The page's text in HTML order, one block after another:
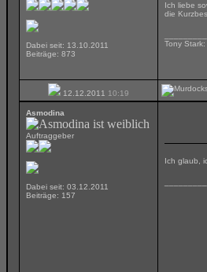
Dabei seit: 13.10.2011
Beiträge: 873
Ich liebe
die
Tony
12.12.2011 10:19
Asmodina
Auftraggeber
Dabei seit: 03.12.2011
Beiträge: 157
Ich glaub,